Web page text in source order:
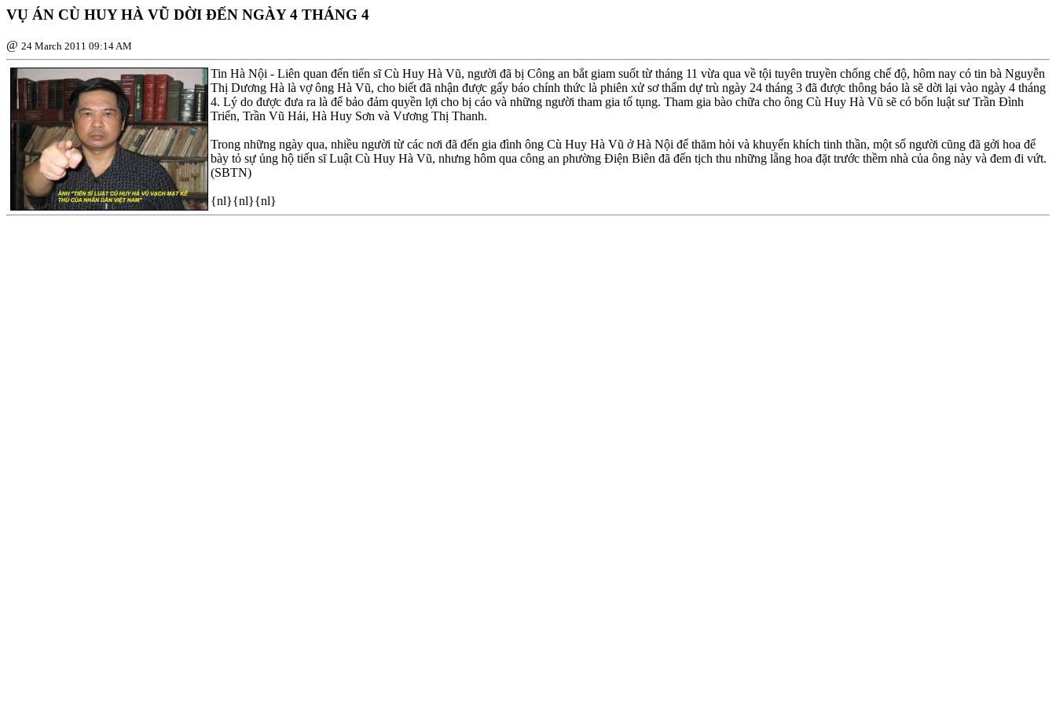
VỤ ÁN CÙ HUY HÀ VŨ DỜI ÐẾN NGÀY 4 THÁNG 4
@ 24 March 2011 09:14 AM
Tin Hà Nội - Liên quan đến tiến sĩ Cù Huy Hà Vũ, người đã bị Công an bắt giam suốt từ tháng 11 vừa qua về tội tuyên truyền chống chế độ, hôm nay có tin bà Nguyễn
Thị Dương Hà là vợ ông Hà Vũ, cho biết đã nhận được gấy báo chính thức là phiên xử sơ thẩm dự trù ngày 24 tháng 3 đã được thông báo là sẽ dời lại vào ngày 4 tháng
4. Lý do được đưa ra là để bảo đảm quyền lợi cho bị cáo và những người tham gia tố tụng. Tham gia bào chữa cho ông Cù Huy Hà Vũ sẽ có bốn luật sư Trần Ðình
Triển, Trần Vũ Hải, Hà Huy Sơn và Vương Thị Thanh.
Trong những ngày qua, nhiều người từ các nơi đã đến gia đình ông Cù Huy Hà Vũ ở Hà Nội để thăm hỏi và khuyến khích tinh thần, một số người cũng đã gởi hoa để
bày tỏ sự ủng hộ tiến sĩ Luật Cù Huy Hà Vũ, nhưng hôm qua công an phường Ðiện Biên đã đến tịch thu những lẵng hoa đặt trước thềm nhà của ông này và đem đi vứt.
(SBTN)
{nl}{nl}{nl}